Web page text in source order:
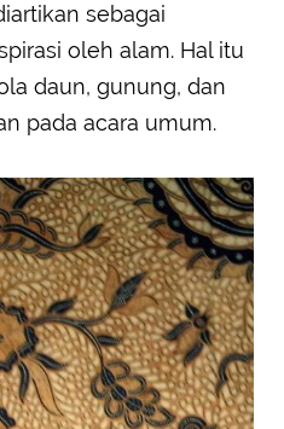
sebagai
oleh alam. Hal itu
daun, gunung, dan
pada acara umum.